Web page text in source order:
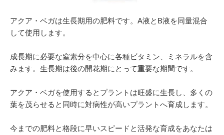
アクア・ベガは生長期用の肥料です。A液とB液を同量混合
して使用します。
成長期に必要な窒素分を中心に各種ビタミン、ミネラルを含
みます。生長期は後の開花期にとって重要な期間です。
アクア・ベガを使用するとプラントは旺盛に生長し、多くの
葉を茂らせると同時に対病性が高いプラントへ育成します。
今までの肥料と格段に早いスピードと活発な育成をあなたは